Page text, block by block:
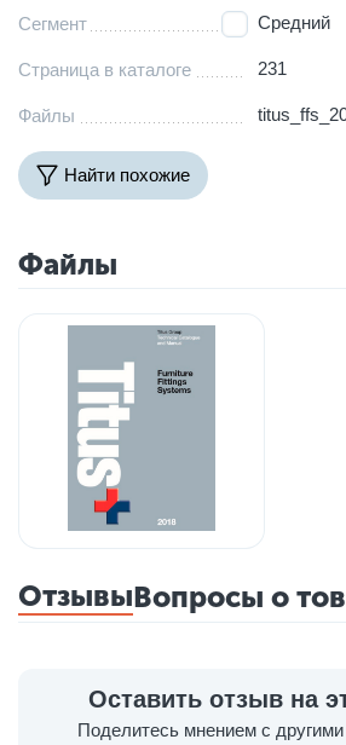
Сегмент Средний
Страница в каталоге 231
Файлы
Найти похожие
Файлы
ОтзывыВопросы о
Оставить отзыв на
Поделитесь мнением с